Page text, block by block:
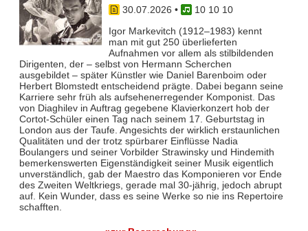
30.07.2026 •
10 10 10
Igor Markevitch (1912–1983) kennt
man mit gut 250 überlieferten
Aufnahmen vor allem als stilbildenden
Dirigenten, der – selbst von Hermann Scherchen
ausgebildet – später Künstler wie Daniel Barenboim oder
Herbert Blomstedt entscheidend prägte. Dabei begann seine
Karriere sehr früh als aufsehenerregender Komponist. Das
von Diaghilev in Auftrag gegebene Klavierkonzert hob der
Cortot-Schüler einen Tag nach seinem 17. Geburtstag in
London aus der Taufe. Angesichts der wirklich erstaunlichen
Qualitäten und der trotz spürbarer Einflüsse Nadia
Boulangers und seiner Vorbilder Strawinsky und Hindemith
bemerkenswerten Eigenständigkeit seiner Musik eigentlich
unverständlich, gab der Maestro das Komponieren vor Ende
des Zweiten Weltkriegs, gerade mal 30-jährig, jedoch abrupt
auf. Kein Wunder, dass es seine Werke so nie ins Repertoire
schafften.